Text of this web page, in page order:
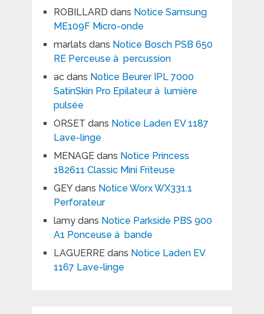
ROBILLARD dans Notice Samsung
ME109F Micro-onde
marlats dans Notice Bosch PSB 650
RE Perceuse à percussion
acdans Notice Beurer IPL 7000
SatinSkin Pro Epilateur à lumière
pulsée
ORSET dans Notice Laden EV 1187
Lave-linge
MENAGEdans Notice Princess
182611 Classic Mini Friteuse
GEYdans Notice Worx WX331.1
Perforateur
lamydans Notice Parkside PBS 900
A1 Ponceuse à bande
LAGUERREdans Notice Laden EV
1167 Lave-linge